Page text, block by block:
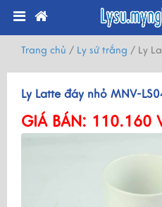
Trang chủ / Ly sứ trắng / Ly
Ly Latte đáy nhỏ MNV-
GIÁ BÁN: 110.160